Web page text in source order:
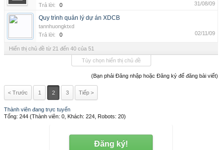
Trả lời:
0 31/08/09
Quy trình quản lý dự án XDCB
tannhuongktxd
Trả lời:
0 02/11/09
Hiển thị chủ đề từ 21 đến 40 của 51
Tùy chọn hiển thị chủ đề
(Bạn phải Đăng nhập hoặc Đăng ký để đăng bài viết)
< Trước 1 2 3 Tiếp >
Thành viên đang trực tuyến
Tổng: 244 (Thành viên: 0, Khách: 224, Robots: 20)
Đăng ký!